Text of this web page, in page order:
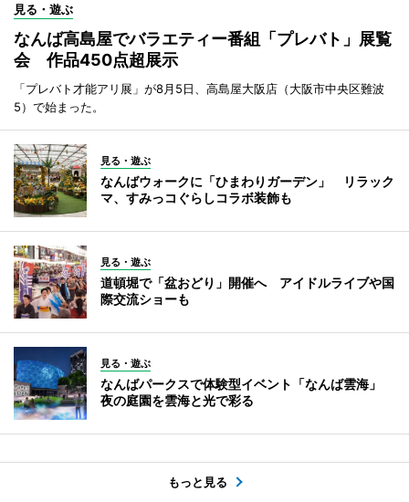
見る・遊ぶ
なんば高島屋でバラエティー番組「プレバト」展覧
会 作品450点超展示
「プレバト才能アリ展」が8月5日、高島屋大阪店（大阪市中央区難波
5）で始まった。
見る・遊ぶ
なんばウォークに「ひまわりガーデン」 リラック
マ、すみっコぐらしコラボ装飾も
見る・遊ぶ
道頓堀で「盆おどり」開催へ アイドルライブや国
際交流ショーも
見る・遊ぶ
なんばパークスで体験型イベント「なんば雲海」
夜の庭園を雲海と光で彩る
もっと見る